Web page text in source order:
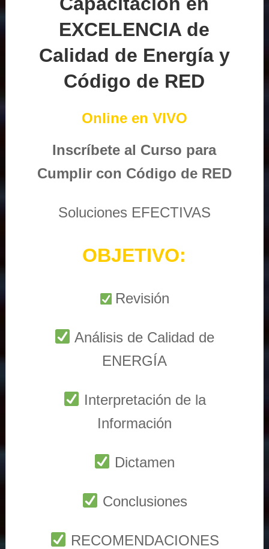
EXCELENCIA de
Calidad de Energía y
Código de RED
Online en VIVO
Inscríbete al Curso para
Cumplir con Código de RED
Soluciones EFECTIVAS
OBJETIVO:
Revisión
Análisis de Calidad de
ENERGÍA
Interpretación de la
Información
Dictamen
Conclusiones
RECOMENDACIONES